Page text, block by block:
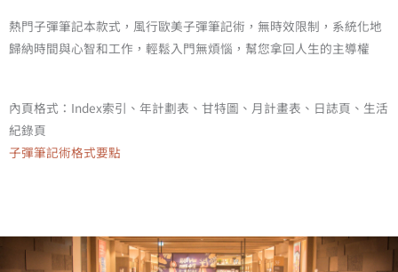
熱門子彈筆記本款式，風行歐美子彈筆記術，無時效限制，系統化地
歸納時間與心智和工作，輕鬆入門無煩惱，幫您拿回人生的主導權
內頁格式：Index索引、年計劃表、甘特圖、月計畫表、日誌頁、生活
紀錄頁
子彈筆記術格式要點